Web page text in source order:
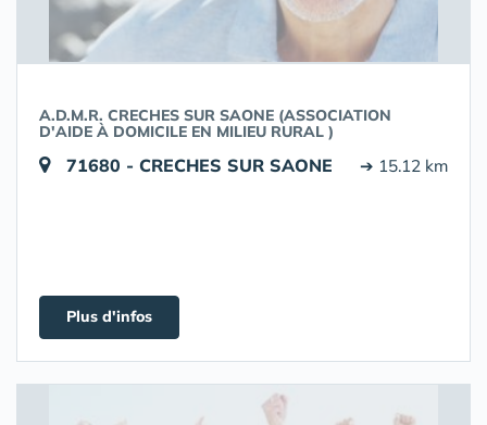
A.D.M.R. CRECHES SUR SAONE (ASSOCIATION
D'AIDE À DOMICILE EN MILIEU RURAL )
71680 - CRECHES SUR SAONE ➔ 15.12 km
Plus d'infos